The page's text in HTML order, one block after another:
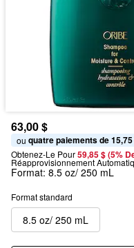
63,00 $
ou quatre paiements de 15,75
Obtenez-Le Pour59,85 $ (5%
Réapprovisionnement
Format: 8.5 oz/ 250 mL
Format standard
8.5 oz/ 250 mL